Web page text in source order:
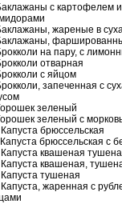
с картофелем и
жареные в
на пару, с
отварная
с яйцом
запеченная с
зеленый
зеленый с
брюссельская
брюссельская с
квашеная
квашеная,
тушеная
жаренная с